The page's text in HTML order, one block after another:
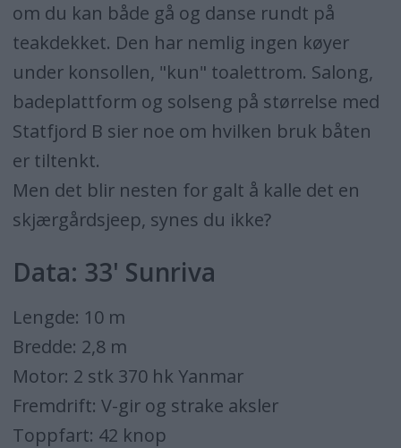
om du kan både gå og danse rundt på
teakdekket. Den har nemlig ingen køyer
under konsollen, "kun" toalettrom. Salong,
badeplattform og solseng på størrelse med
Statfjord B sier noe om hvilken bruk båten
er tiltenkt.
Men det blir nesten for galt å kalle det en
skjærgårdsjeep, synes du ikke?
Data: 33' Sunriva
Lengde: 10 m
Bredde: 2,8 m
Motor: 2 stk 370 hk Yanmar
Fremdrift: V-gir og strake aksler
Toppfart: 42 knop